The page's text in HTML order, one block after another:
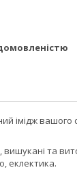
імідж
вишукані та
еклектика.